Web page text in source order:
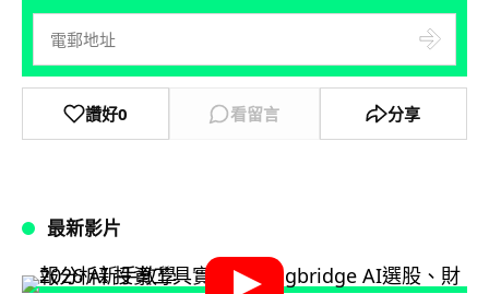
讚好0 看留言 分享
最新影片